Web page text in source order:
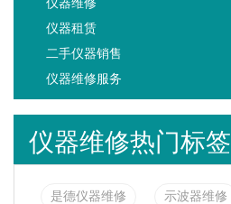
仪器维修
仪器租赁
二手仪器销售
仪器维修服务
仪器维修热门标签
是德仪器维修 示波器维修